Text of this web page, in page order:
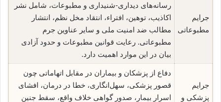
جرایم
مطبوعاتی
رسانه‌های دیداری-شنیداری و مطبوعات، شامل نشر
اکاذیب، توهین، افتراء، انتقاد مخل نظم، انتشار
مطالب ضد امنیت ملی و سایر عناوین جرم
مطبوعاتی. رعایت قوانین مطبوعات و حدود آزادی
بیان در این موارد اهمیت دارد.
جرایم
پزشکی و
دفاع از پزشکان و بیماران در مقابل اتهاماتی چون
قصور پزشکی، سهل‌انگاری، خطا در درمان، افشای
اسرار بیمار، صدور گواهی خلاف واقع، سقط جنین